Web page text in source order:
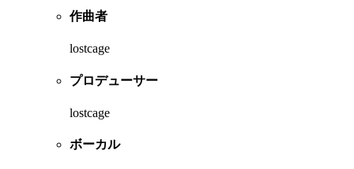
作曲者
lostcage
プロデューサー
lostcage
ボーカル